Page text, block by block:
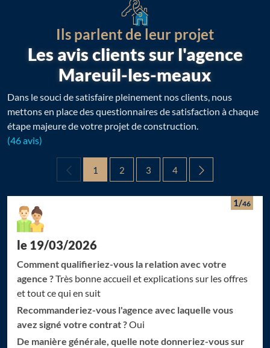
Ils parlent de leur projet
Les avis clients sur l'agence
Mareuil-les-meaux
Dans le souci de satisfaire pleinement nos clients, nous
mettons en place des questionnaires de satisfaction à chaque
étape majeure de votre projet de construction.
(46 avis)
1 2 3 4
1/46
le 19/03/2026
Comment qualifieriez-vous la relation avec votre
agence ?Très bonne accueil et explications sur les offres
et tout ce qui en suit
Recommanderiez-vous l'agence avec laquelle vous
avez signé votre contrat ?Oui
De manière générale, quelle note donneriez-vous sur